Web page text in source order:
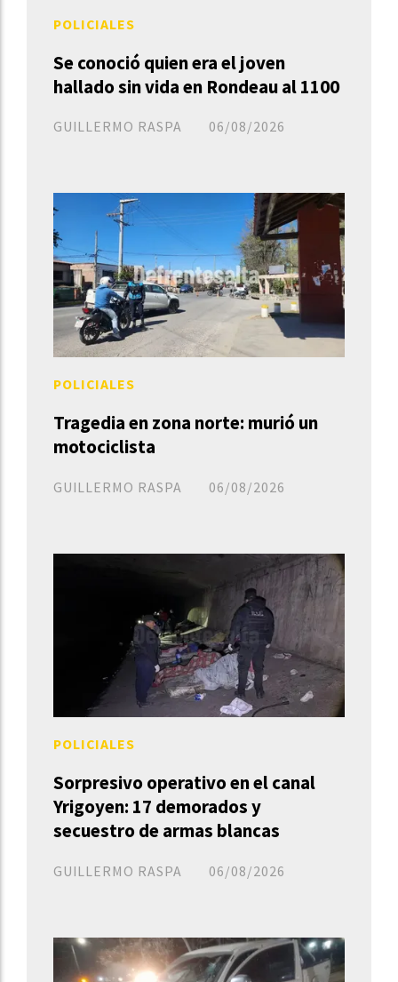
Se conoció quien era el joven
hallado sin vida en Rondeau al 1100
GUILLERMO RASPA
POLICIALES
06/08/2026
Tragedia en zona norte: murió un
motociclista
GUILLERMO RASPA
POLICIALES
06/08/2026
Sorpresivo operativo en el canal
Yrigoyen: 17 demorados y
secuestro de armas blancas
GUILLERMO RASPA
POLICIALES
06/08/2026